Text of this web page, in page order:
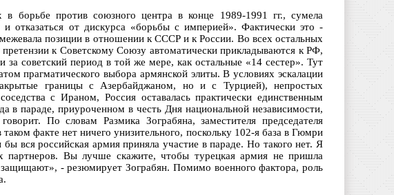
борьбе против союзного центра в конце 1989-1991 гг., сумела
отказаться от дискурса «борьбы с империей». Фактически это -
позиции в отношении к СССР и к России. Во всех остальных
претензии к Советскому Союзу автоматически прикладываются к РФ,
за советский период в той же мере, как остальные «14 сестер». Тут
прагматического выбора армянской элиты. В условиях эскалации
границы с Азербайджаном, но и с Турцией), непростых
с Ираном, Россия оставалась практически единственным
параде, приуроченном в честь Дня национальной независимости,
По словам Размика Зограбяна, заместителя председателя
факте нет ничего унизительного, поскольку 102-я база в Гюмри
вся российская армия приняла участие в параде. Но такого нет. Я
партнеров. Вы лучше скажите, чтобы турецкая армия не пришла
- резюмирует Зограбян. Помимо военного фактора, роль